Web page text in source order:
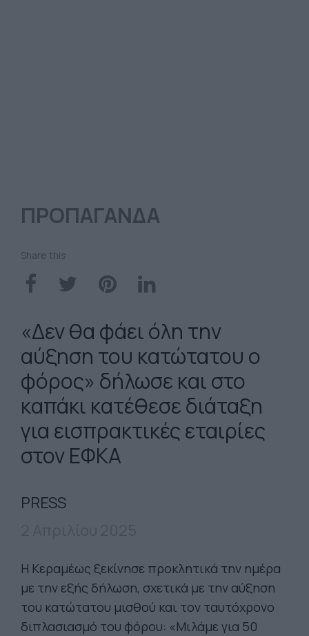
ΠΡΟΠΑΓΑΝΔΑ
Share this
«Δεν θα φάει όλη την
αύξηση του κατώτατου ο
φόρος» δήλωσε και στο
καπάκι κατέθεσε διάταξη
για εισπρακτικές εταιρίες
στον ΕΦΚΑ
PRESS
Η Κεραμέως ξεκίνησε προκλητικά την ημέρα
με την εξής δήλωση, σχετικά με την αύξηση
του κατώτατου μισθού και τον ταυτόχρονο
διπλασιασμό του φόρου: «Μιλάμε για 50